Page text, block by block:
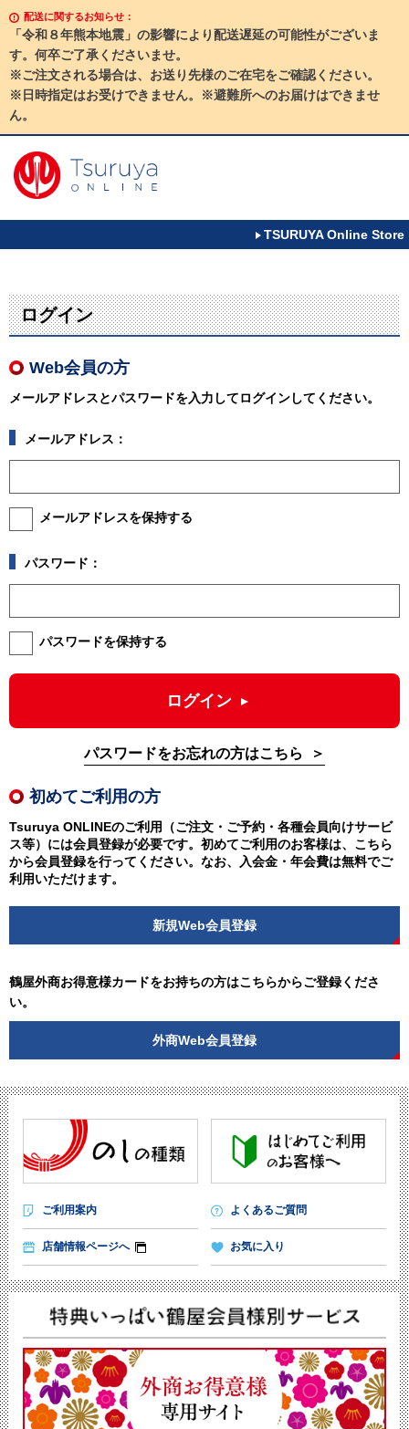
配送に関するお知らせ：
「令和８年熊本地震」の影響により配送遅延の可能性がございま
す。何卒ご了承くださいませ。
※ご注文される場合は、お送り先様のご在宅をご確認ください。
※日時指定はお受けできません。※避難所へのお届けはできませ
ん。
TSURUYA Online Store
ログイン
Web会員の方
メールアドレスとパスワードを入力してログインしてください。
メールアドレス：
メールアドレスを保持する
パスワード：
パスワードを保持する
ログイン
パスワードをお忘れの方はこちら
初めてご利用の方
Tsuruya ONLINEのご利用（ご注文・ご予約・各種会員向けサービ
ス等）には会員登録が必要です。初めてご利用のお客様は、こちら
から会員登録を行ってください。なお、入会金・年会費は無料でご
利用いただけます。
新規Web会員登録
鶴屋外商お得意様カードをお持ちの方はこちらからご登録くださ
い。
外商Web会員登録
ご利用案内 よくあるご質問
店舗情報ページへ お気に入り